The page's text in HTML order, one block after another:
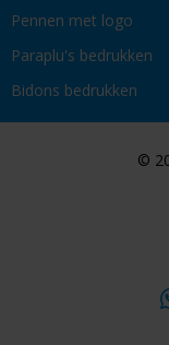
Pennen met logo
Paraplu's bedrukken
Bidons bedrukken
©